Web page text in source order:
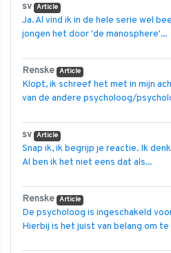
sv Article
Ja. Al vind ik in de hele serie wel
jongen het door 'de manosphere'...
Renske Article
Klopt, ik schreef het met in mijn
van de andere psycholoog/
sv Article
Snap ik, ik begrijp je reactie. Ik
Al ben ik het niet eens dat als...
Renske Article
De psycholoog is ingeschakeld
Hierbij is het juist van belang om te